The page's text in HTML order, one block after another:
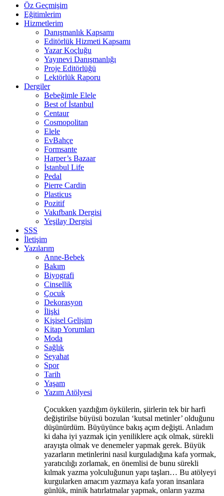
Öz Geçmişim
Eğitimlerim
Hizmetlerim
Danışmanlık Kapsamı
Editörlük Hizmeti Kapsamı
Yazar Koçluğu
Yayınevi Danışmanlığı
Proje Editörlüğü
Lektörlük Raporu
Dergiler
Bebeğimle Elele
Best of İstanbul
Centaur
Cosmopolitan
Elele
EvBahçe
Formsante
Harper’s Bazaar
İstanbul Life
Pedal
Pierre Cardin
Plasticus
Pozitif
Vakıfbank Dergisi
Yeşilay Dergisi
SSS
İletişim
Yazılarım
Anne-Bebek
Bakım
Biyografi
Cinsellik
Çocuk
Dekorasyon
İlişki
Kişisel Gelişim
Kitap Yorumları
Moda
Sağlık
Seyahat
Spor
Tarih
Yaşam
Yazım Atölyesi
Çocukken yazdığım öykülerin, şiirlerin tek bir harfi
değiştirilse büyüsü bozulan ‘kutsal metinler’ olduğunu
düşünürdüm. Büyüyünce bakış açım değişti. Anladım
ki daha iyi yazmak için yeniliklere açık olmak, sürekli
arayışta olmak ve denemeler yapmak gerek. Büyük
yazarların metinlerini nasıl kurguladığına kafa yormak,
yaratıcılığı zorlamak, en önemlisi de bunu sürekli
kılmak yazma yolculuğunun yapı taşları… Bu atölyeyi
kurgularken amacım yazmaya kafa yoran insanlara
günlük, minik hatırlatmalar yapmak, onların yazma